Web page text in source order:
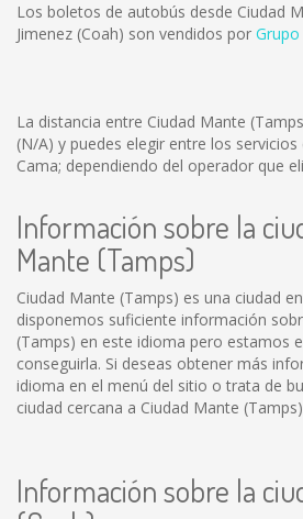
Los boletos de autobús desde Ciudad
Jimenez (Coah) son vendidos por Grupo
La distancia entre Ciudad Mante
(N/A) y puedes elegir entre los servicios
Cama; dependiendo del operador que
Información sobre la
Mante (Tamps)
Ciudad Mante (Tamps) es una ciudad
disponemos suficiente información
(Tamps) en este idioma pero estamos
conseguirla. Si deseas obtener más
idioma en el menú del sitio o trata de
ciudad cercana a Ciudad Mante
Información sobre la